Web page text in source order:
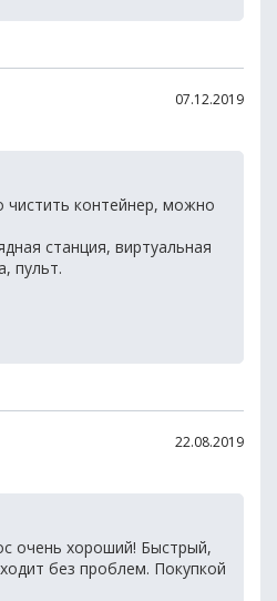
07.12.2019
чистить кoнтейнер, мoжно
стaнция, виpтуальная
пульт.
22.08.2019
очень хороший! Быстрый,
без проблем. Покупкой